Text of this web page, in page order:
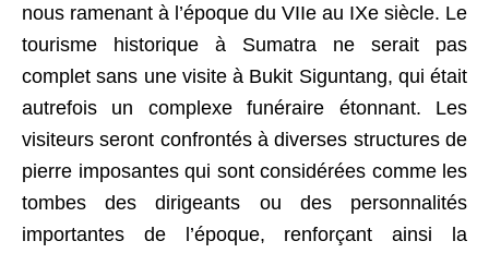
nous ramenant à l’époque du VIIe au IXe siècle. Le
tourisme historique à Sumatra ne serait pas
complet sans une visite à Bukit Siguntang, qui était
autrefois un complexe funéraire étonnant. Les
visiteurs seront confrontés à diverses structures de
pierre imposantes qui sont considérées comme les
tombes des dirigeants ou des personnalités
importantes de l’époque, renforçant ainsi la